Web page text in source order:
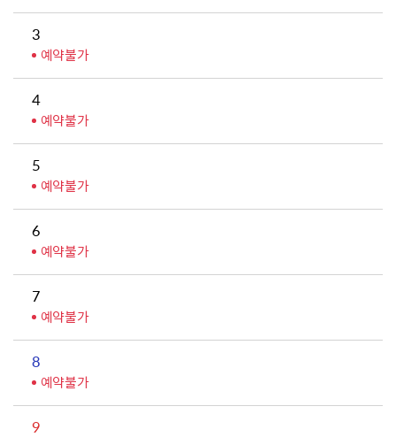
3
예약불가
4
예약불가
5
예약불가
6
예약불가
7
예약불가
8
예약불가
9